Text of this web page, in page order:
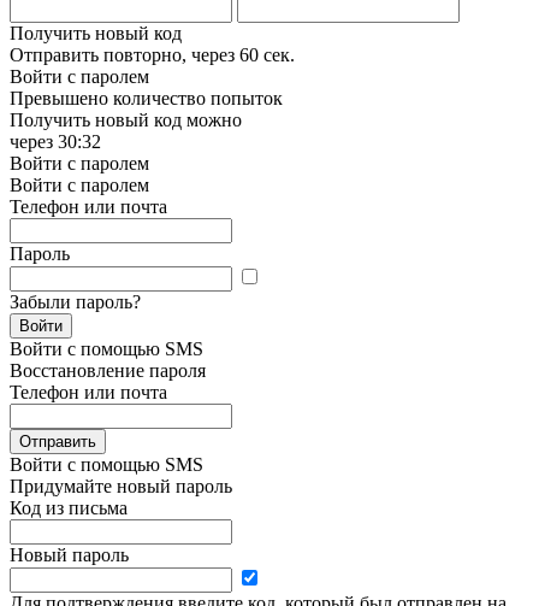
Получить новый код
Отправить повторно, через 60 сек.
Войти с паролем
Превышено количество попыток
Получить новый код можно
через 30:32
Войти с паролем
Войти с паролем
Телефон или почта
Пароль
Забыли пароль?
Войти
Войти с помощью SMS
Восстановление пароля
Телефон или почта
Отправить
Войти с помощью SMS
Придумайте новый пароль
Код из письма
Новый пароль